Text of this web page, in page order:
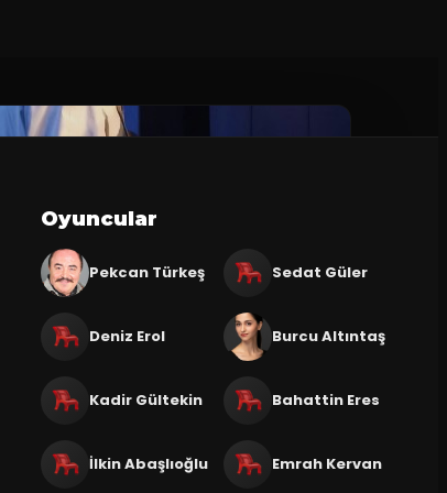
Oyuncular
Pekcan Türkeş Sedat Güler
Deniz Erol Burcu Altıntaş
Kadir Gültekin Bahattin Eres
İlkin Abaşlıoğlu Emrah Kervan